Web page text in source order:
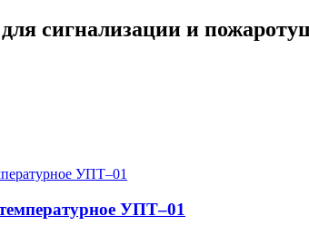
сигнализации и
УПТ–01